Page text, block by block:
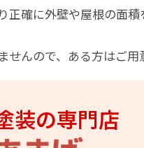
確に外壁や屋根の面
んので、ある方はご用
装の専門店